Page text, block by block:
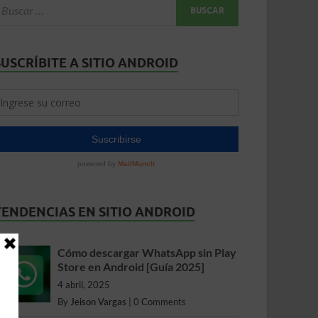
A SITIO ANDROID
EN SITIO ANDROID
Cómo descargar WhatsApp sin Play
Store en Android [Guía 2025]
4 abril, 2025
By Jeison Vargas |0 Comments